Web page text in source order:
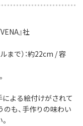
』社
まで）：約22cm / 容
よる絵付けがされて
も、手作りの味わい